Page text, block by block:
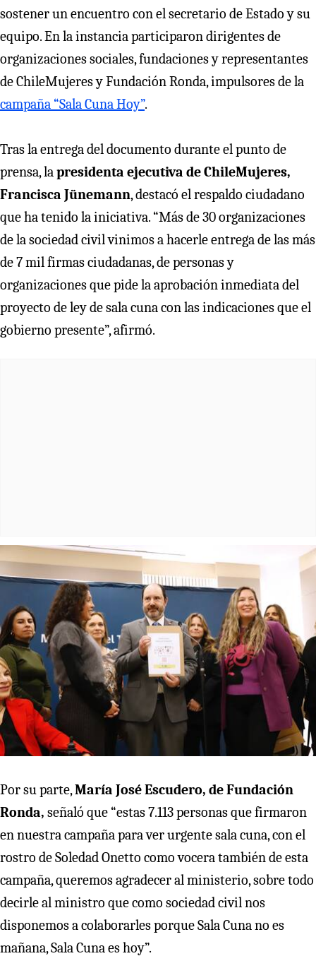
sostener un encuentro con el secretario de Estado y su
equipo. En la instancia participaron dirigentes de
organizaciones sociales, fundaciones y representantes
de ChileMujeres y Fundación Ronda, impulsores de la
campaña “Sala Cuna Hoy”.
Tras la entrega del documento durante el punto de
prensa, lapresidenta ejecutiva de ChileMujeres,
Francisca Jünemann, destacó el respaldo ciudadano
que ha tenido la iniciativa. “Más de 30 organizaciones
de la sociedad civil vinimos a hacerle entrega de las más
de 7 mil firmas ciudadanas, de personas y
organizaciones que pide la aprobación inmediata del
proyecto de ley de sala cuna con las indicaciones que el
gobierno presente”, afirmó.
Por su parte,María José Escudero, de Fundación
Ronda, señaló que “estas 7.113 personas que firmaron
en nuestra campaña para ver urgente sala cuna, con el
rostro de Soledad Onetto como vocera también de esta
campaña, queremos agradecer al ministerio, sobre todo
decirle al ministro que como sociedad civil nos
disponemos a colaborarles porque Sala Cuna no es
mañana, Sala Cuna es hoy”.